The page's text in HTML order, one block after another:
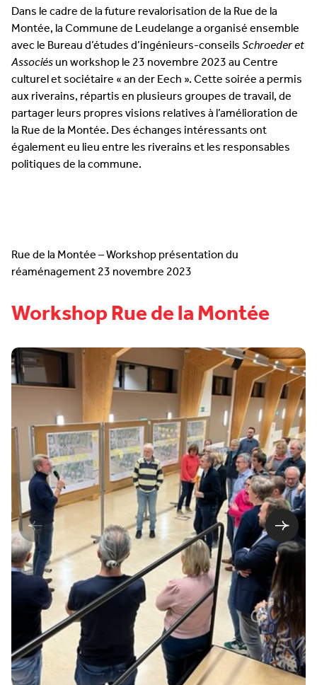
Dans le cadre de la future revalorisation de la Rue de la
Montée, la Commune de Leudelange a organisé ensemble
avec le Bureau d’études d’ingénieurs-conseilsSchroeder et
Associésun workshop le 23 novembre 2023 au Centre
culturel et sociétaire « an der Eech ». Cette soirée a permis
aux riverains, répartis en plusieurs groupes de travail, de
partager leurs propres visions relatives à l’amélioration de
la Rue de la Montée. Des échanges intéressants ont
également eu lieu entre les riverains et les responsables
politiques de la commune.
Rue de la Montée – Workshop présentation du
réaménagement 23 novembre 2023
Workshop Rue de la Montée